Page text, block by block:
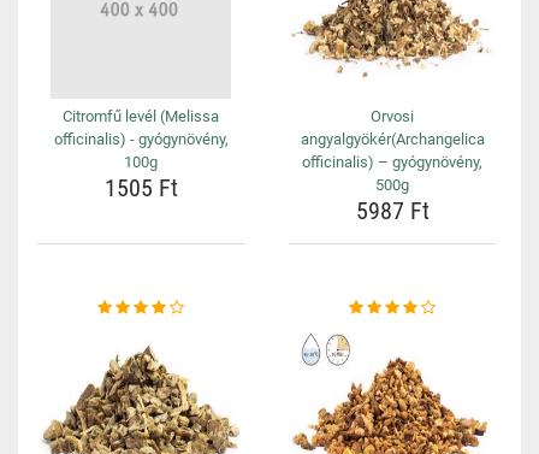
Citromfű levél (Melissa
officinalis) - gyógynövény,
100g
1505 Ft
Orvosi
angyalgyökér(Archangelica
officinalis) – gyógynövény,
500g
5987 Ft